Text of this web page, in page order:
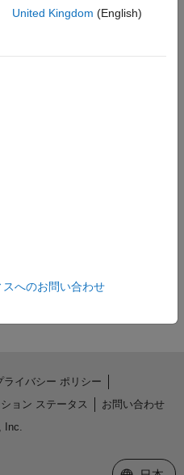
設計および ASIC 設
United Kingdom (English)
へのお問い合わせ
ライバシー ポリシー
ョン ステータス
お問い合わせ